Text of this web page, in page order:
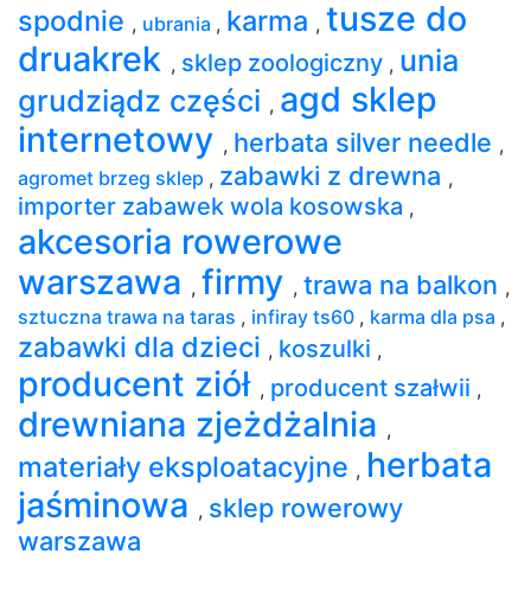
spodnie , ubrania , karma , tusze do
druakrek , sklep zoologiczny , unia
grudziądz części , agd sklep
internetowy , herbata silver needle ,
agromet brzeg sklep , zabawki z drewna ,
importer zabawek wola kosowska ,
akcesoria rowerowe
warszawa , firmy , trawa na balkon ,
sztuczna trawa na taras , infiray ts60 , karma dla psa ,
zabawki dla dzieci , koszulki ,
producent ziół , producent szałwii ,
drewniana zjeżdżalnia ,
materiały eksploatacyjne , herbata
jaśminowa , sklep rowerowy
warszawa